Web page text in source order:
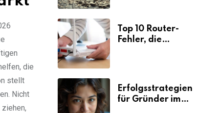
die
stellt
Nicht
Top 10 Router-
Fehler, die
Erfolgsstrategien
für Gründer im